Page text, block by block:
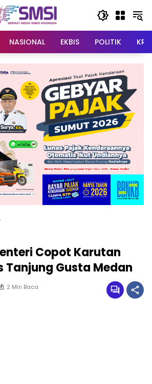
NASIONAL EKBIS POLITIK
Copot Karutan
Tanjung Gusta Medan
2 Min Baca